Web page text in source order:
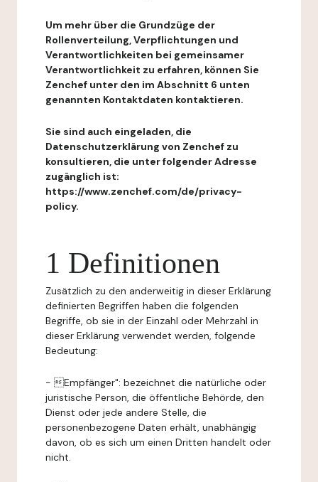
Um mehr über die Grundzüge der
Rollenverteilung, Verpflichtungen und
Verantwortlichkeiten bei gemeinsamer
Verantwortlichkeit zu erfahren, können Sie
Zenchef unter den im Abschnitt 6 unten
genannten Kontaktdaten kontaktieren.
Sie sind auch eingeladen, die
Datenschutzerklärung von Zenchef zu
konsultieren, die unter folgender Adresse
zugänglich ist:
https://www.zenchef.com/de/privacy-
policy.
1 Definitionen
Zusätzlich zu den anderweitig in dieser Erklärung
definierten Begriffen haben die folgenden
Begriffe, ob sie in der Einzahl oder Mehrzahl in
dieser Erklärung verwendet werden, folgende
Bedeutung:
- Empfänger": bezeichnet die natürliche oder
juristische Person, die öffentliche Behörde, den
Dienst oder jede andere Stelle, die
personenbezogene Daten erhält, unabhängig
davon, ob es sich um einen Dritten handelt oder
nicht.